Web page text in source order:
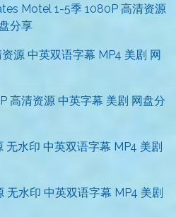
Motel 1-5季 1080P 高清资源
分享
源 中英双语字幕 MP4 美剧 网
高清资源 中英字幕 美剧 网盘分
无水印 中英双语字幕 MP4 美剧
无水印 中英双语字幕 MP4 美剧